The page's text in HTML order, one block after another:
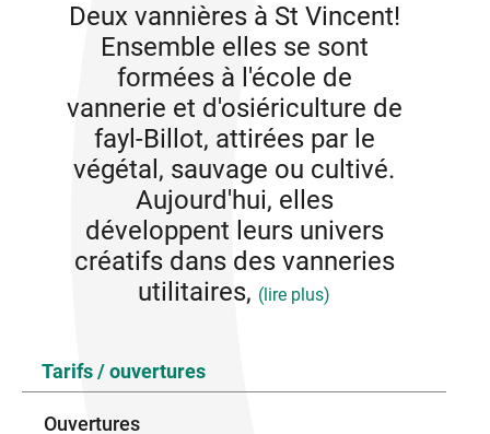
Deux vannières à St Vincent!
Ensemble elles se sont
formées à l'école de
vannerie et d'osiériculture de
fayl-Billot, attirées par le
végétal, sauvage ou cultivé.
Aujourd'hui, elles
développent leurs univers
créatifs dans des vanneries
utilitaires, (lire plus)
sculptures et pièces uniques au sein de leurs ateliers
voisins. Sur demande, elles réparent et refont à
Tarifs / ouvertures
Ouvertures